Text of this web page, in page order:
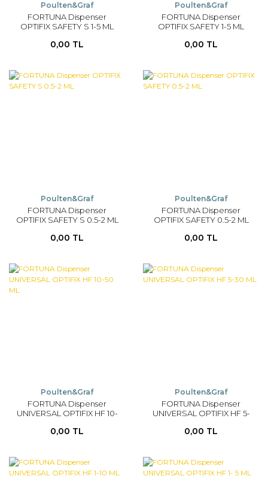
Poulten&Graf
FORTUNA Dispenser
OPTIFIX SAFETY S 1-5 ML
0,00 TL
Poulten&Graf
FORTUNA Dispenser
OPTIFIX SAFETY 1-5 ML
0,00 TL
Poulten&Graf
FORTUNA Dispenser
OPTIFIX SAFETY S 0.5-2 ML
0,00 TL
Poulten&Graf
FORTUNA Dispenser
OPTIFIX SAFETY 0.5-2 ML
0,00 TL
Poulten&Graf
FORTUNA Dispenser
UNIVERSAL OPTIFIX HF 10-
0,00 TL
Poulten&Graf
FORTUNA Dispenser
UNIVERSAL OPTIFIX HF 5-
0,00 TL